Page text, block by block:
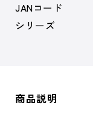
JANコード
シリーズ
商品説明